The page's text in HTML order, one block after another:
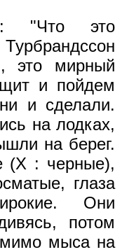
"Что это
это мирный
и пойдем
и сделали.
на лодках,
на берег.
(X : черные),
глаза
Они
потом
мыса на